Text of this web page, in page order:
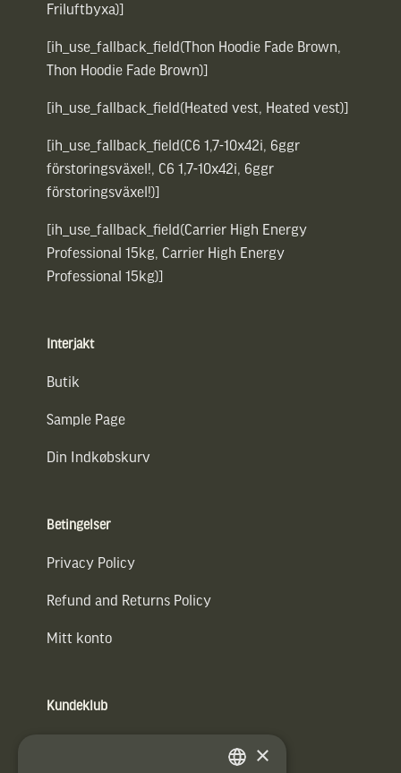
Friluftbyxa)]
[ih_use_fallback_field(Thon Hoodie Fade Brown,
Thon Hoodie Fade Brown)]
[ih_use_fallback_field(Heated vest, Heated vest)]
[ih_use_fallback_field(C6 1,7-10x42i, 6ggr
förstoringsväxel!, C6 1,7-10x42i, 6ggr
förstoringsväxel!)]
[ih_use_fallback_field(Carrier High Energy
Professional 15kg, Carrier High Energy
Professional 15kg)]
Interjakt
Butik
Sample Page
Din Indkøbskurv
Betingelser
Privacy Policy
Refund and Returns Policy
Mitt konto
Kundeklub
×